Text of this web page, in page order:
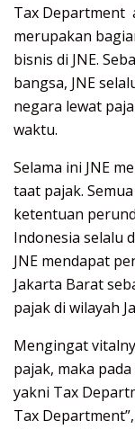
Tax Department
merupakan
bisnis di JNE.
bangsa, JNE
negara lewat
waktu.
Selama ini JNE
taat pajak.
ketentuan
Indonesia selalu
JNE mendapat
Jakarta Barat
pajak di wilayah
Mengingat
pajak, maka
yakni Tax
Tax